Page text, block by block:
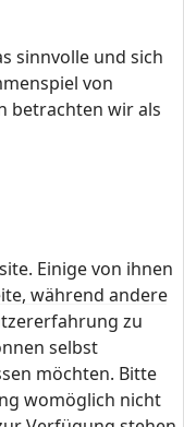
sinnvolle und sich
von
betrachten wir als
Schüler
Einige von ihnen
während andere
zu
selbst
möchten. Bitte
womöglich nicht